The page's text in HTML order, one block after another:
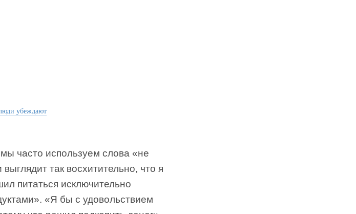
убеждают
часто используем слова «не
так восхитительно, что я
питаться исключительно
«Я бы с удовольствием